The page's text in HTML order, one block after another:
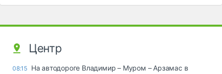
Центр
08:15 На автодороге Владимир – Муром – Арзамас в